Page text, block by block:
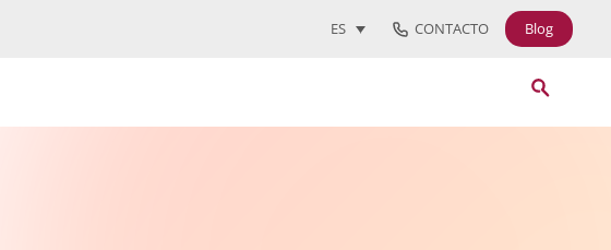
ES CONTACTO Blog